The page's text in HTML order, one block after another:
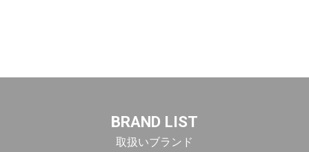
BRAND LIST
取扱いブランド